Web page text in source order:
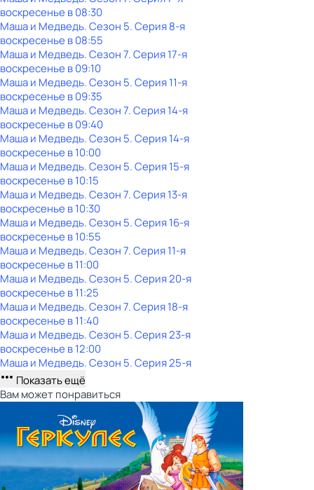
воскресенье в08:30
Маша и Медведь. Сезон 5. Серия 8-я
воскресенье в08:55
Маша и Медведь. Сезон 7. Серия 17-я
воскресенье в09:10
Маша и Медведь. Сезон 5. Серия 11-я
воскресенье в09:35
Маша и Медведь. Сезон 7. Серия 14-я
воскресенье в09:40
Маша и Медведь. Сезон 5. Серия 14-я
воскресенье в10:00
Маша и Медведь. Сезон 5. Серия 15-я
воскресенье в10:15
Маша и Медведь. Сезон 7. Серия 13-я
воскресенье в10:30
Маша и Медведь. Сезон 5. Серия 16-я
воскресенье в10:55
Маша и Медведь. Сезон 7. Серия 11-я
воскресенье в11:00
Маша и Медведь. Сезон 5. Серия 20-я
воскресенье в11:25
Маша и Медведь. Сезон 7. Серия 18-я
воскресенье в11:40
Маша и Медведь. Сезон 5. Серия 23-я
воскресенье в12:00
Маша и Медведь. Сезон 5. Серия 25-я
Показать ещё
Вам может понравиться